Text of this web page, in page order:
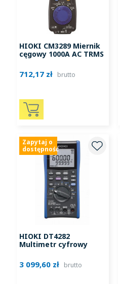
HIOKI CM3289 Miernik
cęgowy 1000A AC TRMS
712,17 zł brutto
Zapytaj o
dostępność
HIOKI DT4282
Multimetr cyfrowy
3 099,60 zł brutto